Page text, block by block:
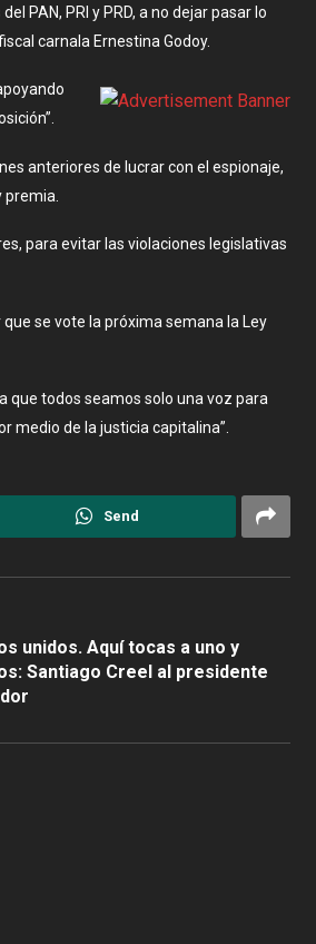
PAN, PRI y PRD, a no dejar pasar lo
carnala Ernestina Godoy.
anteriores de lucrar con el espionaje,
para evitar las violaciones legislativas
se vote la próxima semana la Ley
que todos seamos solo una voz para
medio de la justicia capitalina”.
Send
unidos. Aquí tocas a uno y
Santiago Creel al presidente